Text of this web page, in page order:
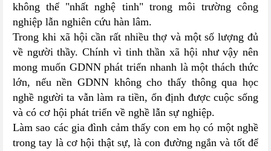
không thể "nhất nghệ tinh" trong môi trường công
nghiệp lẫn nghiên cứu hàn lâm.
Trong khi xã hội cần rất nhiều thợ và một số lượng đủ
về người thầy. Chính vì tinh thần xã hội như vậy nên
mong muốn GDNN phát triển nhanh là một thách thức
lớn, nếu nền GDNN không cho thấy thông qua học
nghề người ta vẫn làm ra tiền, ổn định được cuộc sống
và có cơ hội phát triển về nghề lẫn sự nghiệp.
Làm sao các gia đình cảm thấy con em họ có một nghề
trong tay là cơ hội thật sự, là con đường ngắn và tốt để